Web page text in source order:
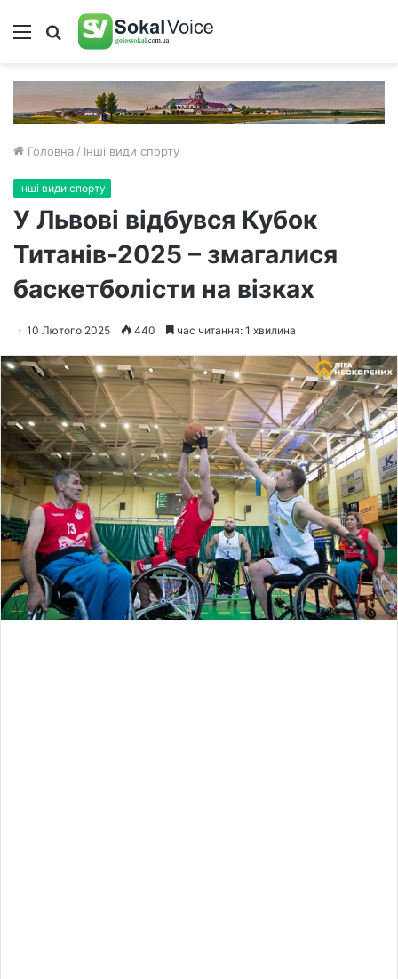
Меню Пошук
Головна / Інші види спорту
Інші види спорту
У Львові відбувся Кубок
Титанів-2025 – змагалися
баскетболісти на візках
10 Лютого 2025 440 час читання: 1 хвилина